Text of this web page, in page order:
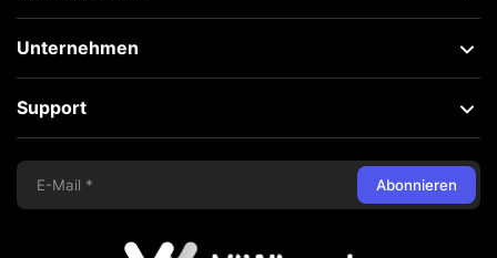
Unternehmen
Support
Abonnieren